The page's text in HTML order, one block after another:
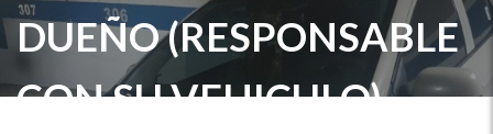
DUEÑO (RESPONSABLE
CON SU VEHICULO),